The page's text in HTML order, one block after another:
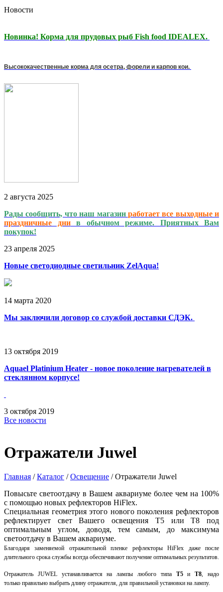
Новости
Новинка! Корма для прудовых рыб Fish food IDEALEX.
Высококачественные корма для осетра, форели и карпов кои.
2 августа 2025
Рады сообщить, что наш магазин работает все выходные и
праздничные днив обычном режиме. Приятных Вам
покупок!
23 апреля 2025
Новые светодиодные светильник ZelAqua!
14 марта 2020
Мы заключили договор со службой доставки СДЭК.
13 октября 2019
Aquael Platinium Heater - новое поколение нагревателей в
стеклянном корпусе!
3 октября 2019
Все новости
Отражатели Juwel
Главная /Каталог /Освещение /Отражатели Juwel
Повысьте светоотдачу в Вашем аквариуме более чем на 100%
с помощью новых рефлекторов HiFlex.
Специальная геометрия этого нового поколения рефлекторов
рефлектирует свет Вашего освещения T5 или T8 под
оптимальным углом, доводя, тем самым, до максимума
светоотдачу в Вашем аквариуме.
Благодаря заменяемой отражательной пленке рефлекторы HiFlex даже после
длительного срока службы всегда обеспечивают получение оптимальных результатов.
Отражатель JUWEL устанавливается на лампы любого типа Т5иТ8, надо
только правильно выбрать длину отражателя, для правильной установки на лампу.